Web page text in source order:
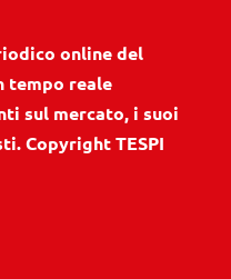
online del
tempo reale
sul mercato, i suoi
Copyright TESPI